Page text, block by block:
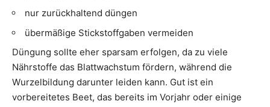
nur zurückhaltend düngen
übermäßige Stickstoffgaben vermeiden
Düngung sollte eher sparsam erfolgen, da zu viele
Nährstoffe das Blattwachstum fördern, während die
Wurzelbildung darunter leiden kann. Gut ist ein
vorbereitetes Beet, das bereits im Vorjahr oder einige